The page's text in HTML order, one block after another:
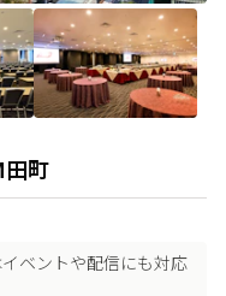
町
ベントや配信にも対応